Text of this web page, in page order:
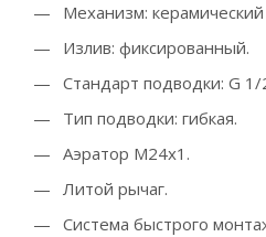
Механизм:
Излив: фиксированный.
Стандарт подводки: G 1/
Тип подводки: гибкая.
Аэратор M24x1.
Литой рычаг.
Система быстрого